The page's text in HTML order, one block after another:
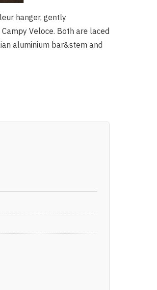
hanger, gently
Veloce. Both are laced
aluminium bar&stem and